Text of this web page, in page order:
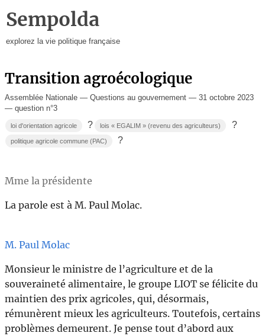
Sempolda
explorez la vie politique française
Transition agroécologique
Assemblée Nationale — Questions au gouvernement — 31 octobre 2023
— question n°3
loi d'orientation agricole ? lois « EGALIM » (revenu des agriculteurs) ?
politique agricole commune (PAC) ?
Mme la présidente
La parole est à M. Paul Molac.
M. Paul Molac
Monsieur le ministre de l’agriculture et de la
souveraineté alimentaire, le groupe LIOT se félicite du
maintien des prix agricoles, qui, désormais,
rémunèrent mieux les agriculteurs. Toutefois, certains
problèmes demeurent. Je pense tout d’abord aux